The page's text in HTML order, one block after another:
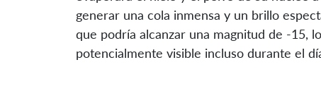
generar una cola inmensa y un brillo
que podría alcanzar una magnitud de -15,
potencialmente visible incluso durante el